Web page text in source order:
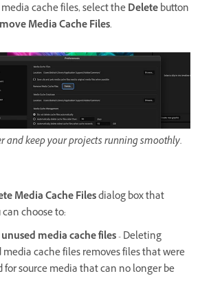
cache files, select theDeletebutton
Media Cache Files.
and keep your projects running smoothly.
Media Cache Filesdialog box that
choose to:
media cache files- Deleting
media cache files removes files that were
for source media that can no longer be